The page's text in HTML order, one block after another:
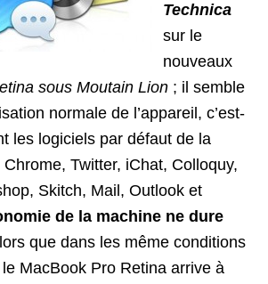
Technica
sur le
nouveaux
sous Moutain Lion ; il semble
normale de l’appareil, c’est-
les logiciels par défaut de la
Twitter, iChat, Colloquy,
Skitch, Mail, Outlook et
de la machine ne dure
que dans les même conditions
MacBook Pro Retina arrive à